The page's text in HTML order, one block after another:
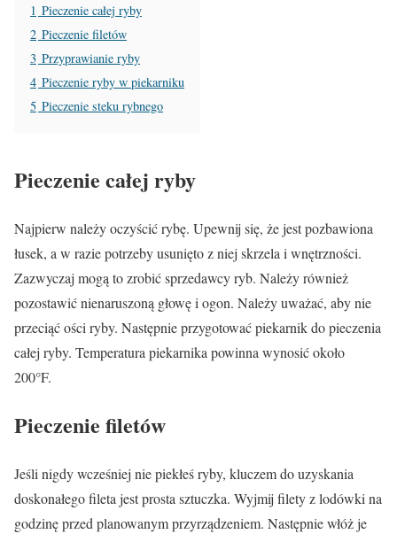
1 Pieczenie całej ryby
2 Pieczenie filetów
3 Przyprawianie ryby
4 Pieczenie ryby w piekarniku
5 Pieczenie steku rybnego
Pieczenie całej ryby
Najpierw należy oczyścić rybę. Upewnij się, że jest pozbawiona
łusek, a w razie potrzeby usunięto z niej skrzela i wnętrzności.
Zazwyczaj mogą to zrobić sprzedawcy ryb. Należy również
pozostawić nienaruszoną głowę i ogon. Należy uważać, aby nie
przeciąć ości ryby. Następnie przygotować piekarnik do pieczenia
całej ryby. Temperatura piekarnika powinna wynosić około
200°F.
Pieczenie filetów
Jeśli nigdy wcześniej nie piekłeś ryby, kluczem do uzyskania
doskonałego fileta jest prosta sztuczka. Wyjmij filety z lodówki na
godzinę przed planowanym przyrządzeniem. Następnie włóż je